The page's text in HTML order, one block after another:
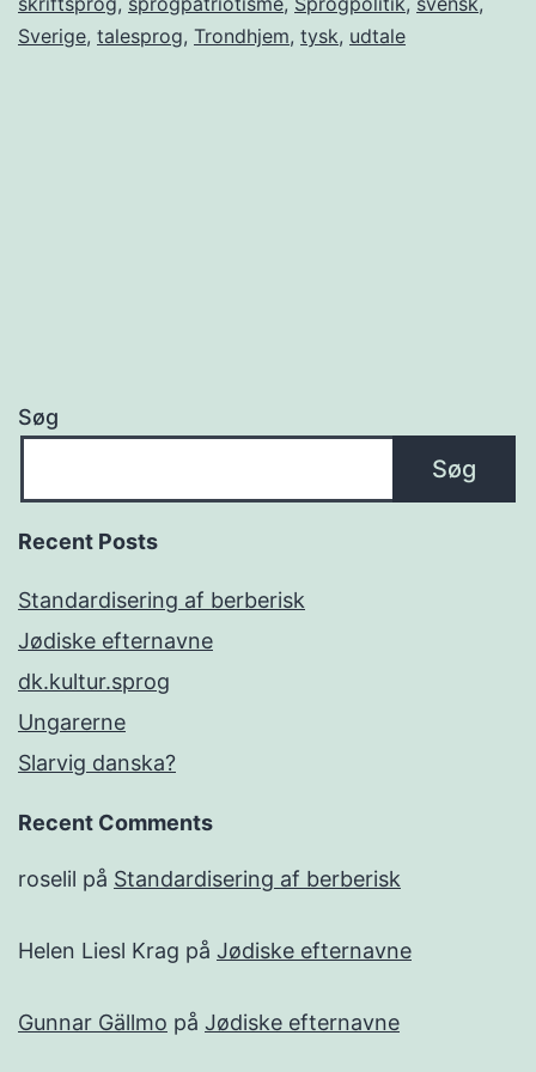
Sverige, talesprog, Trondhjem, tysk, udtale
Søg
Søg
Recent Posts
Standardisering af berberisk
Jødiske efternavne
dk.kultur.sprog
Ungarerne
Slarvig danska?
Recent Comments
roselil på Standardisering af berberisk
Helen Liesl Krag på Jødiske efternavne
Gunnar Gällmo på Jødiske efternavne